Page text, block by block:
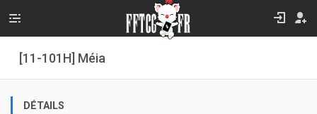
[11-101H] Méia
DÉTAILS